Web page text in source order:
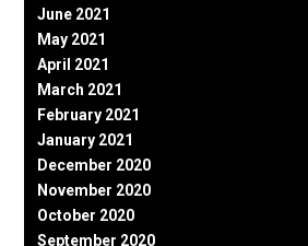
June 2021
May 2021
April 2021
March 2021
February 2021
January 2021
December 2020
November 2020
October 2020
September 2020